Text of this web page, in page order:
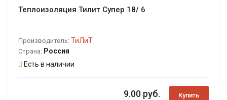
Теплоизоляция Тилит Супер 18/ 6
Производитель: ТиЛиТ
Страна: Россия
Есть в наличии
9.00 руб. Купить